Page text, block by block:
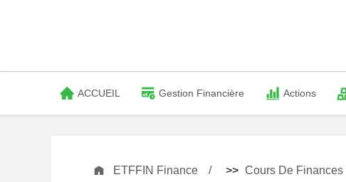
ACCUEIL Gestion Financière Actions
ETFFIN Finance >> Cours De